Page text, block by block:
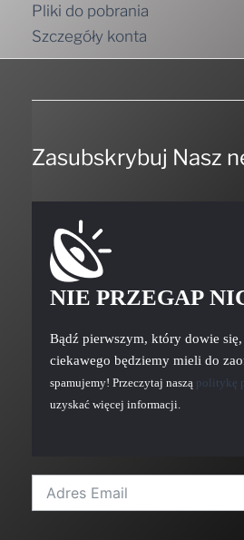
Pliki do pobrania
Szczegóły konta
Zasubskrybuj Nasz
NIE PRZEGAP
Bądź pierwszym, który dowie
ciekawego będziemy mieli do
spamujemy! Przeczytaj naszą politykę
uzyskać więcej informacji.